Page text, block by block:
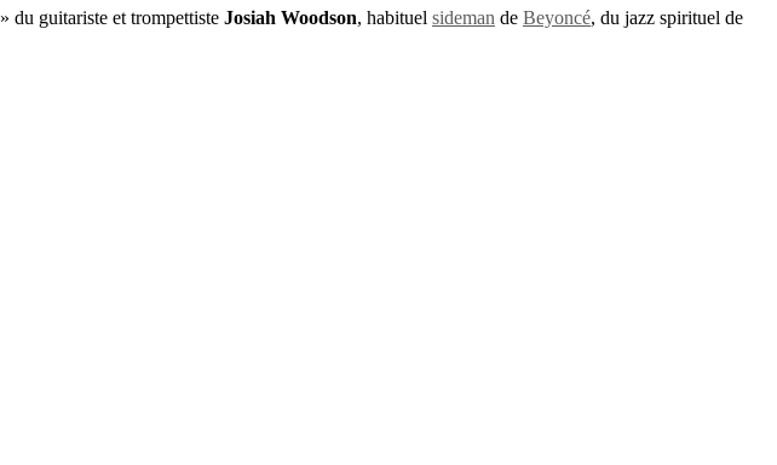
» du guitariste et trompettiste Josiah Woodson, habituel sideman de Beyoncé, du jazz spirituel de